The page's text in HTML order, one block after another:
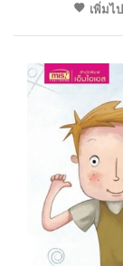
เพิ่มไ